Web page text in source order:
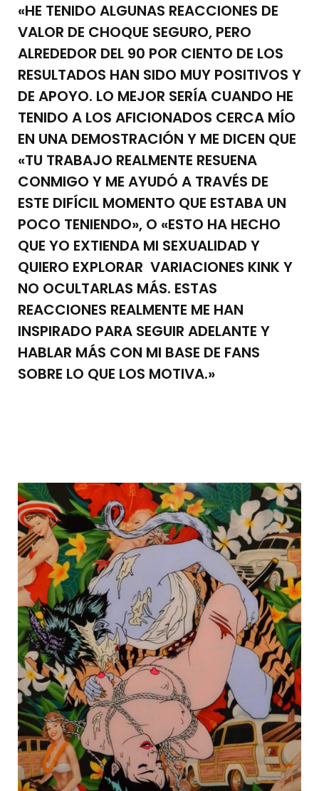
«HE TENIDO ALGUNAS REACCIONES DE
VALOR DE CHOQUE SEGURO, PERO
ALREDEDOR DEL 90 POR CIENTO DE LOS
RESULTADOS HAN SIDO MUY POSITIVOS Y
DE APOYO. LO MEJOR SERÍA CUANDO HE
TENIDO A LOS AFICIONADOS CERCA MÍO
EN UNA DEMOSTRACIÓN Y ME DICEN QUE
«TU TRABAJO REALMENTE RESUENA
CONMIGO Y ME AYUDÓ A TRAVÉS DE
ESTE DIFÍCIL MOMENTO QUE ESTABA UN
POCO TENIENDO», O «ESTO HA HECHO
QUE YO EXTIENDA MI SEXUALIDAD Y
QUIERO EXPLORAR VARIACIONES KINK Y
NO OCULTARLAS MÁS. ESTAS
REACCIONES REALMENTE ME HAN
INSPIRADO PARA SEGUIR ADELANTE Y
HABLAR MÁS CON MI BASE DE FANS
SOBRE LO QUE LOS MOTIVA.»